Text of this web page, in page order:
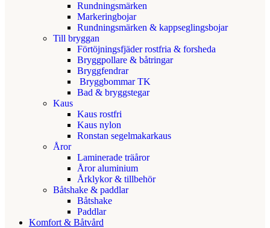
Rundningsmärken
Markeringbojar
Rundningsmärken & kappseglingsbojar
Till bryggan
Förtöjningsfjäder rostfria & forsheda
Bryggpollare & båtringar
Bryggfendrar
Bryggbommar TK
Bad & bryggstegar
Kaus
Kaus rostfri
Kaus nylon
Ronstan segelmakarkaus
Åror
Laminerade träåror
Åror aluminium
Årklykor & tillbehör
Båtshake & paddlar
Båtshake
Paddlar
Komfort & Båtvård